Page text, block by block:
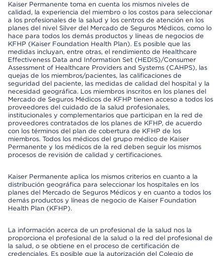
Kaiser Permanente toma en cuenta los mismos niveles de
calidad, la experiencia del miembro o los costos para seleccionar
a los profesionales de la salud y los centros de atención en los
planes del nivel Silver del Mercado de Seguros Médicos, como lo
hace para todos los demás productos y líneas de negocios de
KFHP (Kaiser Foundation Health Plan). Es posible que las
medidas incluyan, entre otras, el rendimiento de Healthcare
Effectiveness Data and Information Set (HEDIS)/Consumer
Assessment of Healthcare Providers and Systems (CAHPS), las
quejas de los miembros/pacientes, las calificaciones de
seguridad del paciente, las medidas de calidad del hospital y la
necesidad geográfica. Los miembros inscritos en los planes del
Mercado de Seguros Médicos de KFHP tienen acceso a todos los
proveedores del cuidado de la salud profesionales,
institucionales y complementarios que participan en la red de
proveedores contratados de los planes de KFHP, de acuerdo
con los términos del plan de cobertura de KFHP de los
miembros. Todos los médicos del grupo médico de Kaiser
Permanente y los médicos de la red deben seguir los mismos
procesos de revisión de calidad y certificaciones.
Kaiser Permanente aplica los mismos criterios en cuanto a la
distribución geográfica para seleccionar los hospitales en los
planes del Mercado de Seguros Médicos y en cuanto a todos los
demás productos y líneas de negocio de Kaiser Foundation
Health Plan (KFHP).
La información acerca de un profesional de la salud nos la
proporciona el profesional de la salud o la red del profesional de
la salud, o se obtiene en el proceso de certificación de
credenciales. Es posible que la autorización del Colegio de